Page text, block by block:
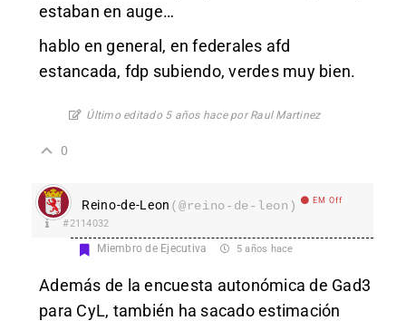
estaban en auge…
hablo en general, en federales afd
estancada, fdp subiendo, verdes muy bien.
Último editado 5 años hace por Raul Martinez
0
Reino-de-Leon (@reino-de-leon) EM Off
#2114032
Miembro de Ejecutiva 5 años hace
Además de la encuesta autonómica de Gad3
para CyL, también ha sacado estimación